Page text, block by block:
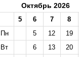
Октябрь 2026
5 6 7
8
Пн
5 12
19
Вт
6 13
20